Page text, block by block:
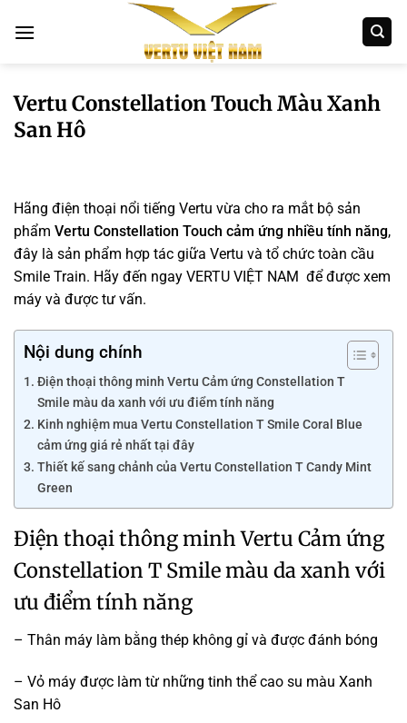
qua
Vertu Constellation Touch Màu Xanh
San Hô
Hãng điện thoại nổi tiếng Vertu vừa cho ra mắt bộ sản
phẩm Vertu Constellation Touch cảm ứng nhiều tính năng,
đây là sản phẩm hợp tác giữa Vertu và tổ chức toàn cầu
Smile Train. Hãy đến ngay VERTU VIỆT NAM để được xem
máy và được tư vấn.
Nội dung chính
Điện thoại thông minh Vertu Cảm ứng Constellation T
Smile màu da xanh với ưu điểm tính năng
Kinh nghiệm mua Vertu Constellation T Smile Coral Blue
cảm ứng giá rẻ nhất tại đây
Thiết kế sang chảnh của Vertu Constellation T Candy Mint
Green
Điện thoại thông minh Vertu Cảm ứng
Constellation T Smile màu da xanh với
ưu điểm tính năng
– Thân máy làm bằng thép không gỉ và được đánh bóng
– Vỏ máy được làm từ những tinh thể cao su màu Xanh
San Hô